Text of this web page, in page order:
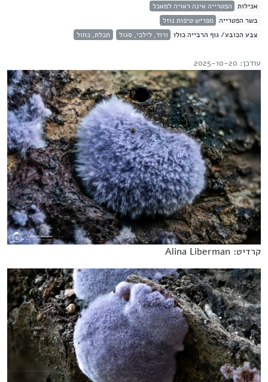
אכילות הפטרייה אינה ראויה למאכל
בשר הפטרייה מפריש טיפות נוזל
צבע הכובע/ גוף הרבייה כולו ורוד, לילכי, סגול תכלת, כחול
עודכן: 2025-10-20
קרדיט: Alina Liberman